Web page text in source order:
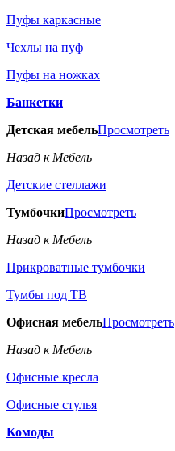
Пуфы каркасные
Чехлы на пуф
Пуфы на ножках
Банкетки
Детская мебельПросмотреть
Назад к Мебель
Детские стеллажи
ТумбочкиПросмотреть
Назад к Мебель
Прикроватные тумбочки
Тумбы под ТВ
Офисная мебельПросмотреть
Назад к Мебель
Офисные кресла
Офисные стулья
Комоды